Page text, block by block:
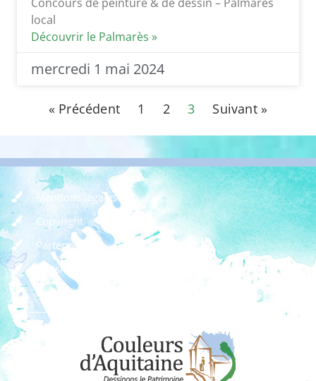
local
Découvrir le Palmarès »
mercredi 1 mai 2024
« Précédent 1 2 3 Suivant »
Mentions légales
Copyright
Partenaires
Dossier de presse
Règlement des concours